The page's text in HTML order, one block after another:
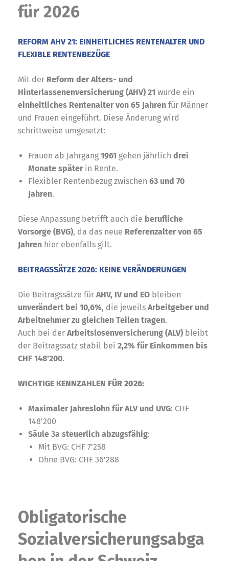
für 2026
REFORM AHV 21: EINHEITLICHES RENTENALTER UND
FLEXIBLE RENTENBEZÜGE
Mit der Reform der Alters- und
Hinterlassenenversicherung (AHV) 21 wurde ein
einheitliches Rentenalter von 65 Jahren für Männer
und Frauen eingeführt. Diese Änderung wird
schrittweise umgesetzt:
Frauen ab Jahrgang 1961 gehen jährlich drei
Monate späterin Rente.
Flexibler Rentenbezug zwischen 63 und 70
Jahren.
Diese Anpassung betrifft auch die berufliche
Vorsorge (BVG), da das neue Referenzalter von 65
Jahren hier ebenfalls gilt.
BEITRAGSSÄTZE 2026: KEINE VERÄNDERUNGEN
Die Beitragssätze für AHV, IV und EO bleiben
unverändert bei 10,6%, die jeweils Arbeitgeber und
Arbeitnehmer zu gleichen Teilen tragen.
Auch bei der Arbeitslosenversicherung (ALV) bleibt
der Beitragssatz stabil bei 2,2% für Einkommen bis
CHF 148'200.
WICHTIGE KENNZAHLEN FÜR 2026:
Maximaler Jahreslohn für ALV und UVG: CHF
148'200
Säule 3a steuerlich abzugsfähig:
Mit BVG: CHF 7'258
Ohne BVG: CHF 36'288
Obligatorische
Sozialversicherungsabga